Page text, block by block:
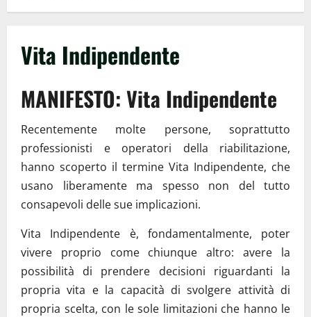
Vita Indipendente
MANIFESTO: Vita Indipendente
Recentemente molte persone, soprattutto
professionisti e operatori della riabilitazione,
hanno scoperto il termine Vita Indipendente, che
usano liberamente ma spesso non del tutto
consapevoli delle sue implicazioni.
Vita Indipendente è, fondamentalmente, poter
vivere proprio come chiunque altro: avere la
possibilità di prendere decisioni riguardanti la
propria vita e la capacità di svolgere attività di
propria scelta, con le sole limitazioni che hanno le